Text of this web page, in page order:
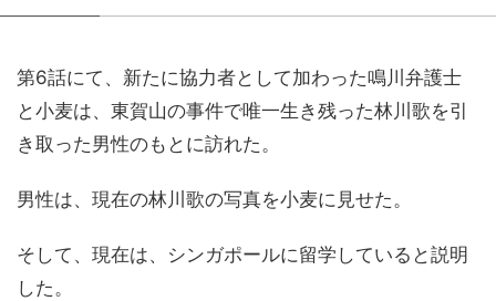
第6話にて、新たに協力者として加わった鳴川弁護士
と小麦は、東賀山の事件で唯一生き残った林川歌を引
き取った男性のもとに訪れた。
男性は、現在の林川歌の写真を小麦に見せた。
そして、現在は、シンガポールに留学していると説明
した。